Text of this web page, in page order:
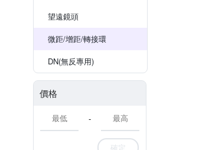
望遠鏡頭
微距/增距/轉接環
DN(無反專用)
價格
-
確定